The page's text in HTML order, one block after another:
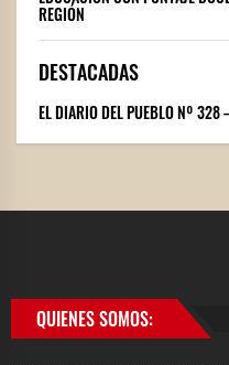
REGIÓN
DESTACADAS
EL DIARIO DEL PUEBLO Nº 328
QUIENES SOMOS: